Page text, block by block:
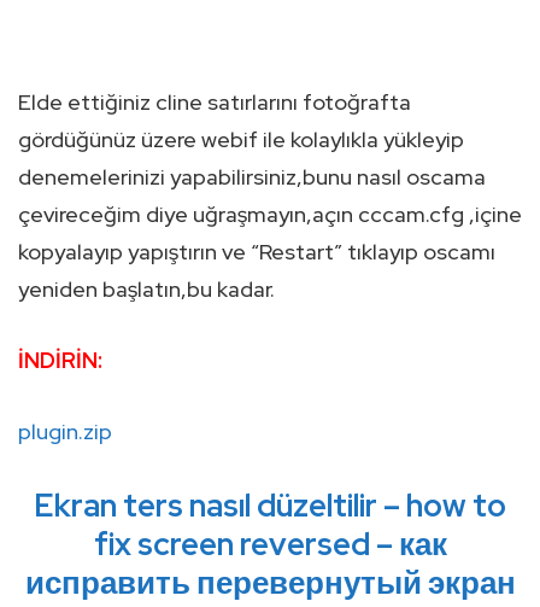
Elde ettiğiniz cline satırlarını fotoğrafta
gördüğünüz üzere webif ile kolaylıkla yükleyip
denemelerinizi yapabilirsiniz,bunu nasıl oscama
çevireceğim diye uğraşmayın,açın cccam.cfg ,içine
kopyalayıp yapıştırın ve “Restart” tıklayıp oscamı
yeniden başlatın,bu kadar.
İNDİRİN:
plugin.zip
Ekran ters nasıl düzeltilir – how to
fix screen reversed – как
исправить перевернутый экран